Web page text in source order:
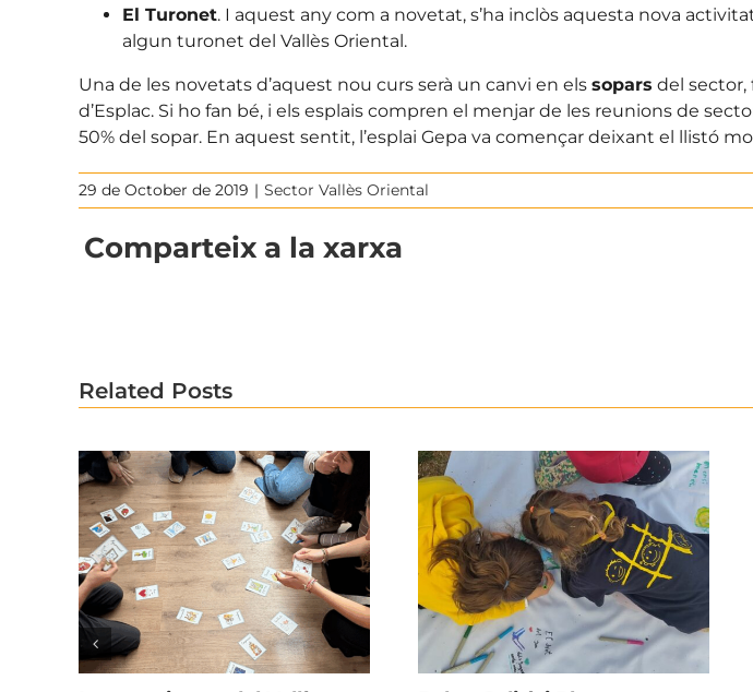
El Turonet. I aquest any com a novetat, s’ha inclòs aquesta nova
algun turonet del Vallès Oriental.
Una de les novetats d’aquest nou curs serà un canvi en els sopars del
d’Esplac. Si ho fan bé, i els esplais compren el menjar de les reunions de
50% del sopar. En aquest sentit, l’esplai Gepa va començar deixant el llistó
29 de October de 2019 | Sector Vallès Oriental
Comparteix a la xarxa
Related Posts